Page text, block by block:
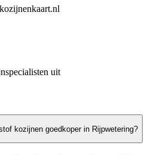
uit
kozijnen goedkoper in Rijpwetering?